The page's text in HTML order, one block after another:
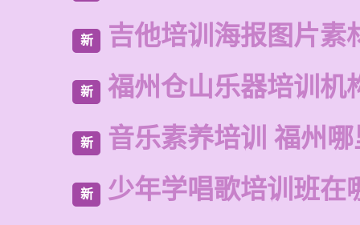
新 吉他培训海报图片素
新 福州仓山乐器培训机
新 音乐素养培训 福州
新 少年学唱歌培训班在